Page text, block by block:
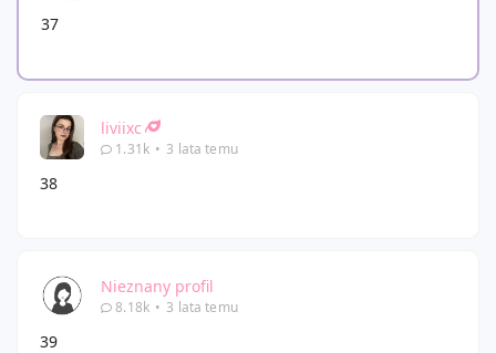
37
liviixc
1.31k • 3 lata temu
38
Nieznany profil
8.18k • 3 lata temu
39